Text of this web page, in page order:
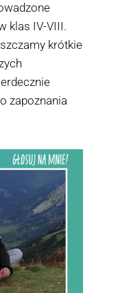
klas IV-VIII.
krótkie
zapoznania